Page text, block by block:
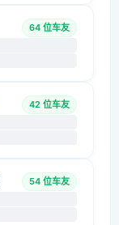
64 位车友
42 位车友
54 位车友